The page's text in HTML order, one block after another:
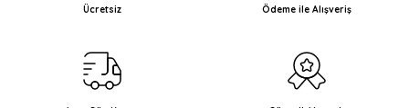
Ürün bilgilerinde hatalar bulunuyor.
Bu ürüne benzer farklı alternatifler olmalı.
Ücretsiz
Ödeme ile Alışveriş